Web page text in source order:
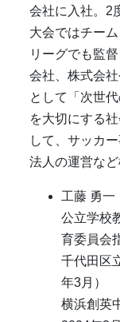
会社に入社。 2
大会ではチーム
リーグでも監
会社、株式会
として「次世
を大切にする
して、サッカ
法人の運営な
工藤 勇一
公立学校
育委員会
千代田区
年3月）
横浜創英